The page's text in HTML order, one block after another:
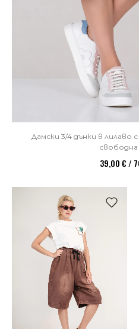
Дамски 3/4 дънки в
свободна
39,00 € /